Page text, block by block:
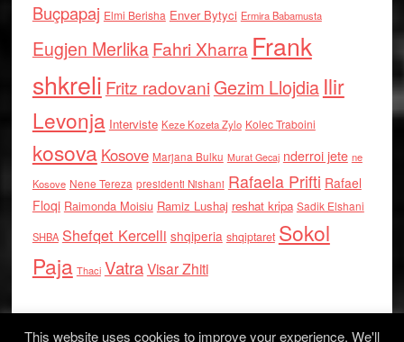
Buçpapaj Elmi Berisha Enver Bytyci Ermira Babamusta
Eugjen MerlikaFahri Xharra Frank
shkreli Fritz radovaniGezim Llojdia Ilir
Levonja Interviste Keze Kozeta Zylo Kolec Traboini
kosova Kosove Marjana Bulku Murat Gecaj nderroi jete ne
Kosove Nene Tereza presidenti Nishani Rafaela Prifti Rafael
Floqi Raimonda Moisiu Ramiz Lushaj reshat kripa Sadik Elshani
SHBA Shefqet Kercelli shqiperia shqiptaret Sokol
Paja Thaci VatraVisar Zhiti
This website uses cookies to improve your experience. We'll